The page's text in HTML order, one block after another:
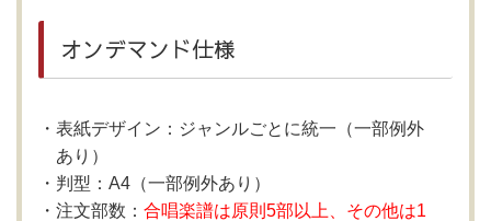
オンデマンド仕様
表紙デザイン：ジャンルごとに統一（一部例外
あり）
判型：A4（一部例外あり）
注文部数： 合唱楽譜は原則5部以上、その他は1